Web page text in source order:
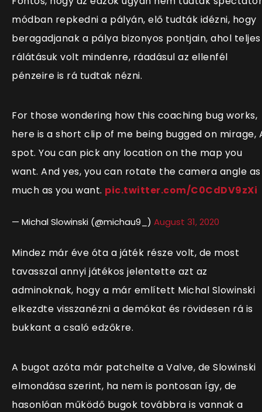
módban repkedni a pályán, elő tudták idézni, hogy
beragadjanak a pálya bizonyos pontjain, ahol teljes
rálátásuk volt mindenre, ráadásul az ellenfél
pénzeire is rá tudtak nézni.
For those wondering how this coaching bug works,
here is a short clip of me being bugged on mirage,
spot. You can pick any location on the map you
want. And yes, you can rotate the camera angle as
much as you want. pic.twitter.com/C0CdDV9zXi
— Michal Slowinski (@michau9_) August 31, 2020
Mindez már éve óta a játék része volt, de most
tavasszal annyi játékos jelentette azt az
adminoknak, hogy a már említett Michal Slowinski
elkezdte visszanézni a demókat és rövidesen rá is
bukkant a csaló edzőkre.
A bugot azóta már patchelte a Valve, de Slowinski
elmondása szerint, ha nem is pontosan így, de
hasonlóan működő bugok továbbra is vannak a